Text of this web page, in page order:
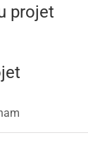
projet